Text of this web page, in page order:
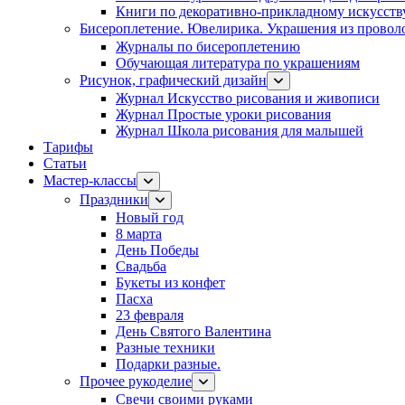
Книги по декоративно-прикладному
Бисероплетение. Ювелирика. Украшения из
Журналы по бисероплетению
Обучающая литература по украшениям
Рисунок, графический дизайн
Журнал Искусство рисования и живописи
Журнал Простые уроки рисования
Журнал Школа рисования для малышей
Тарифы
Статьи
Мастер-классы
Праздники
Новый год
8 марта
День Победы
Свадьба
Букеты из конфет
Пасха
23 февраля
День Святого Валентина
Разные техники
Подарки разные.
Прочее рукоделие
Свечи своими руками